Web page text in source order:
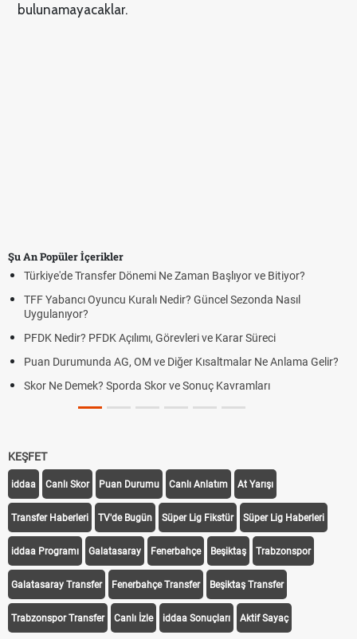
bulunamayacaklar.
Şu An Popüler İçerikler
Türkiye'de Transfer Dönemi Ne Zaman Başlıyor ve Bitiyor?
TFF Yabancı Oyuncu Kuralı Nedir? Güncel Sezonda Nasıl
Uygulanıyor?
PFDK Nedir? PFDK Açılımı, Görevleri ve Karar Süreci
Puan Durumunda AG, OM ve Diğer Kısaltmalar Ne Anlama Gelir?
Skor Ne Demek? Sporda Skor ve Sonuç Kavramları
KEŞFET
iddaa Canlı Skor Puan Durumu Canlı Anlatım At Yarışı
Transfer Haberleri TV'de Bugün Süper Lig Fikstür Süper Lig Haberleri
iddaa Programı Galatasaray Fenerbahçe Beşiktaş Trabzonspor
Galatasaray Transfer Fenerbahçe Transfer Beşiktaş Transfer
Trabzonspor Transfer Canlı İzle iddaa Sonuçları Aktif Sayaç